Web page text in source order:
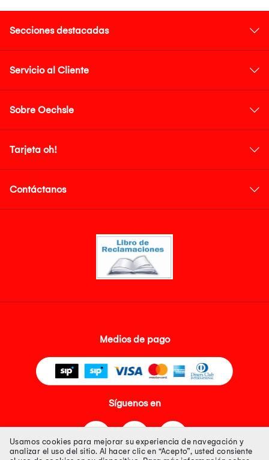
Secciones destacadas
Servicio al Cliente
Sobre Oechsle
Tarjeta oh!
Contáctanos
Medios de pago
Síguenos en
Usamos cookies para mejorar su experiencia de navegación y
analizar el uso del sitio. Al hacer clic en “Acepto”, usted consiente